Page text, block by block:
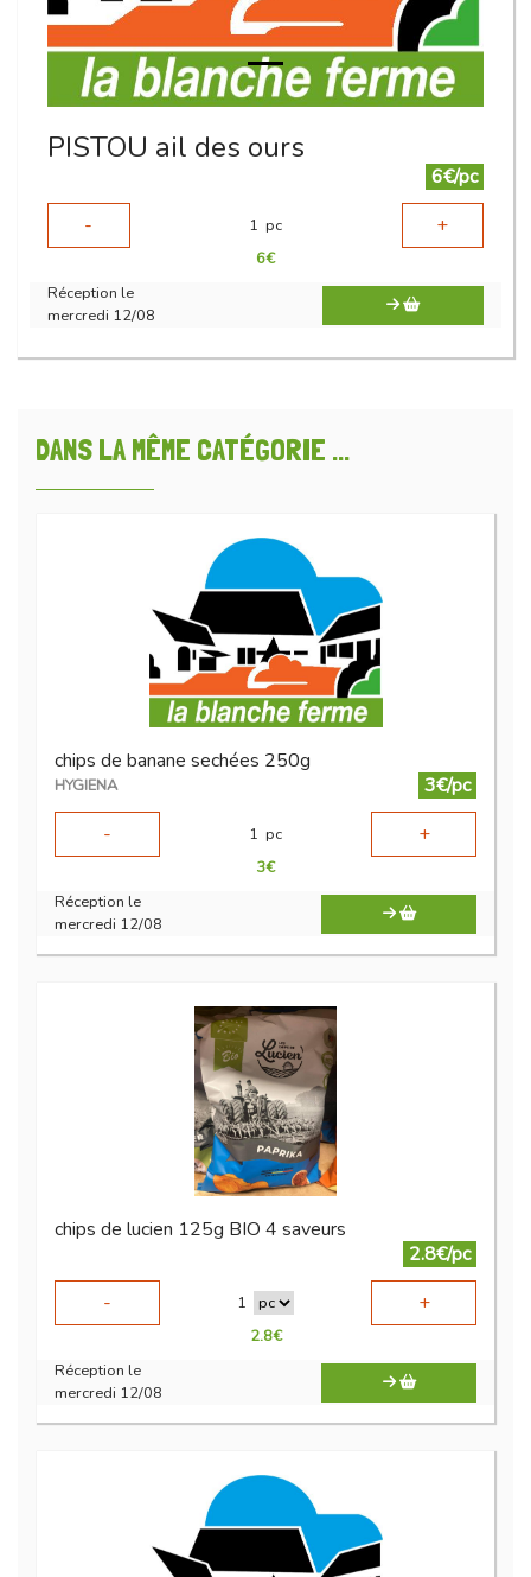
PISTOU ail des ours
6€/pc
-
1 pc +
6€
Réception le
mercredi 12/08
DANS LA MÊME CATÉGORIE ...
chips de banane sechées 250g
HYGIENA
3€/pc
-
1 pc +
3€
Réception le
mercredi 12/08
chips de lucien 125g BIO 4 saveurs
2.8€/pc
-
1 +
2.8€
Réception le
mercredi 12/08